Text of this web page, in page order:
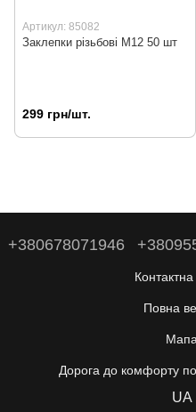
Артикул: 85082
Заклепки різьбові М12 50 шт
299 грн/шт.
+380678071946
Повна
Дорога до комфорту
UA